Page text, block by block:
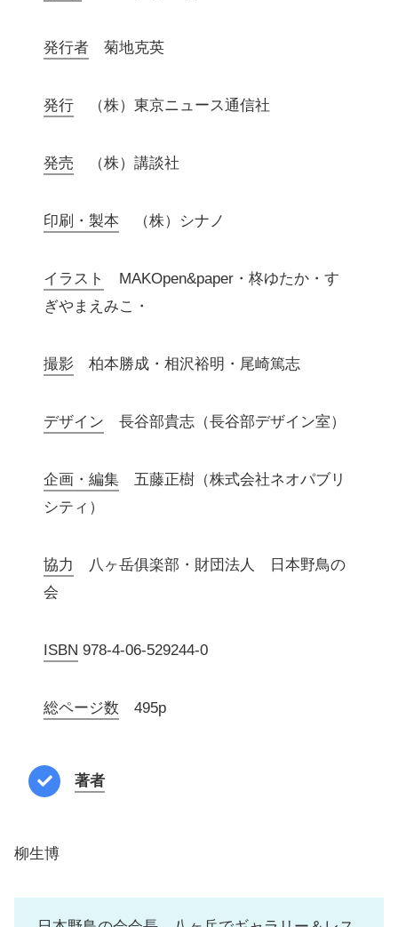
発行者 菊地克英
発行 （株）東京ニュース通信社
発売 （株）講談社
印刷・製本 （株）シナノ
イラスト
MAKOpen&paper・柊ゆたか・す
ぎやまえみこ・
撮影 柏本勝成・相沢裕明・尾崎篤志
デザイン 長谷部貴志（長谷部デザイン室）
企画・編集 五藤正樹（株式会社ネオパブリ
シティ）
協力
八ヶ岳俱楽部・財団法人 日本野鳥の
会
ISBN 978-4-06-529244-0
総ページ数 495p
著者
柳生博